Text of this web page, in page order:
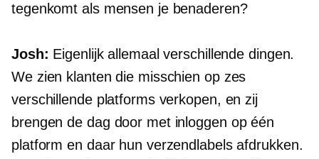
tegenkomt als mensen je benaderen?
Josh: Eigenlijk allemaal verschillende dingen.
We zien klanten die misschien op zes
verschillende platforms verkopen, en zij
brengen de dag door met inloggen op één
platform en daar hun verzendlabels afdrukken.